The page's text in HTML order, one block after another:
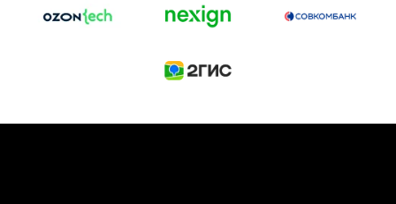
к построению бизнеса и созданию технологий под
И БИТВА АГЕНТОВ